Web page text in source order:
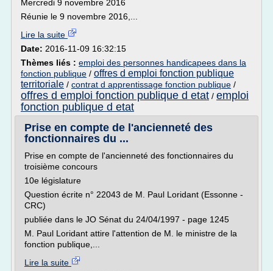
Mercredi 9 novembre 2016
Réunie le 9 novembre 2016,...
Lire la suite
Date: 2016-11-09 16:32:15
Thèmes liés : emploi des personnes handicapees dans la
fonction publique / offres d emploi fonction publique
territoriale / contrat d apprentissage fonction publique /
offres d emploi fonction publique d etat / emploi
fonction publique d etat
Prise en compte de l'ancienneté des
fonctionnaires du ...
Prise en compte de l'ancienneté des fonctionnaires du
troisième concours
10e législature
Question écrite n° 22043 de M. Paul Loridant (Essonne -
CRC)
publiée dans le JO Sénat du 24/04/1997 - page 1245
M. Paul Loridant attire l'attention de M. le ministre de la
fonction publique,...
Lire la suite